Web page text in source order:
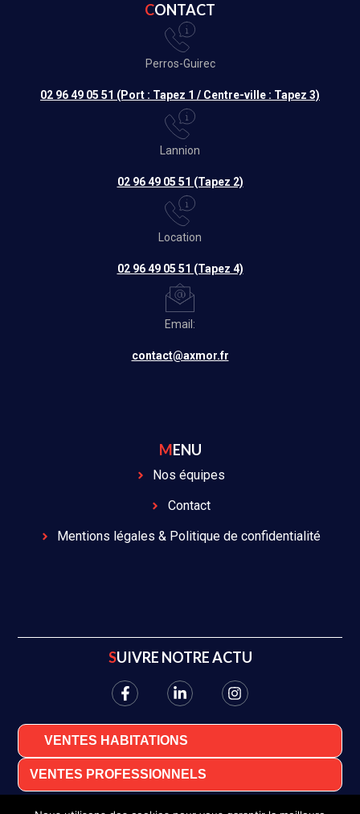
CONTACT
Perros-Guirec
02 96 49 05 51 (Port : Tapez 1 / Centre-ville : Tapez 3)
Lannion
02 96 49 05 51 (Tapez 2)
Location
02 96 49 05 51 (Tapez 4)
Email:
contact@axmor.fr
MENU
Nos équipes
Contact
Mentions légales & Politique de confidentialité
SUIVRE NOTRE ACTU
VENTES HABITATIONS
VENTES PROFESSIONNELS